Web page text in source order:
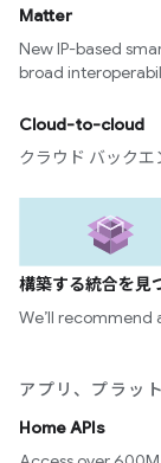
Matter
New IP-based
broad
Cloud-to-cloud
クラウド バック
構築する統合を見
We’ll recommend
アプリ、プラッ
Home APIs